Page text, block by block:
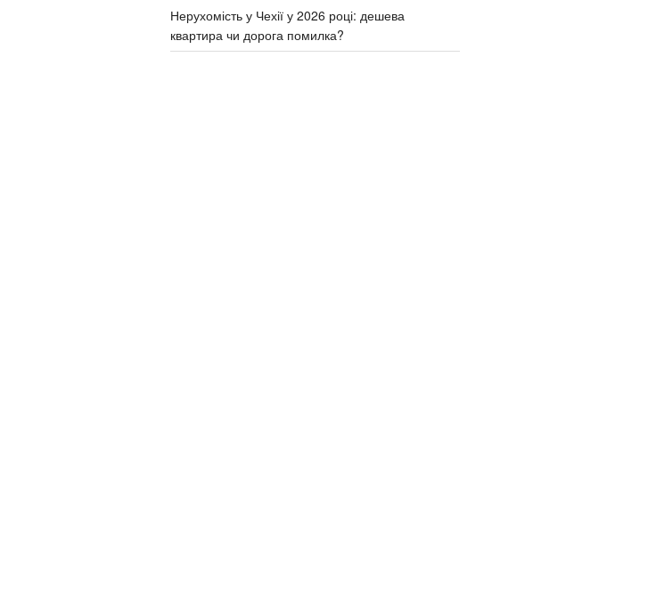
Нерухомість у Чехії у 2026 році: дешева
квартира чи дорога помилка?